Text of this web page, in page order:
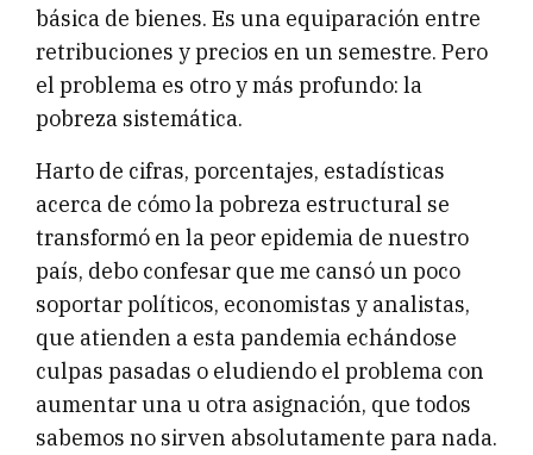
básica de bienes. Es una equiparación entre
retribuciones y precios en un semestre. Pero
el problema es otro y más profundo: la
pobreza sistemática.
Harto de cifras, porcentajes, estadísticas
acerca de cómo la pobreza estructural se
transformó en la peor epidemia de nuestro
país, debo confesar que me cansó un poco
soportar políticos, economistas y analistas,
que atienden a esta pandemia echándose
culpas pasadas o eludiendo el problema con
aumentar una u otra asignación, que todos
sabemos no sirven absolutamente para nada.